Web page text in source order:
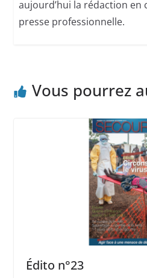
aujourd’hui la rédaction en
presse professionnelle.
Vous pourrez
Édito n°23